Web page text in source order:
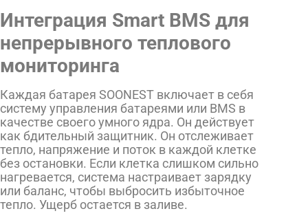
Интеграция Smart BMS для
непрерывного теплового
мониторинга
Каждая батарея SOONEST включает в себя
систему управления батареями или BMS в
качестве своего умного ядра. Он действует
как бдительный защитник. Он отслеживает
тепло, напряжение и поток в каждой клетке
без остановки. Если клетка слишком сильно
нагревается, система настраивает зарядку
или баланс, чтобы выбросить избыточное
тепло. Ущерб остается в заливе.